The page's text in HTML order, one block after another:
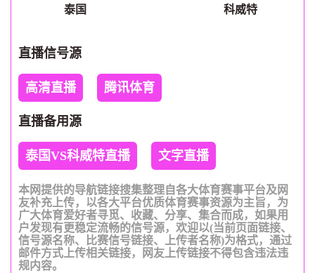
泰国 科威特
直播信号源
高清直播 腾讯体育
直播备用源
泰国VS科威特直播 文字直播
本网提供的导航链接搜集整理自各大体育赛事平台及网
友补充上传，以各大平台优质体育赛事资源为主旨，为
广大体育爱好者寻觅、收藏、分享、集合而成，如果用
户发现有更稳定流畅的信号源，欢迎以(当前页面链接、
信号源名称、比赛信号链接、上传者名称)为格式，通过
邮件方式上传相关链接，网友上传链接不得包含违法违
规内容。